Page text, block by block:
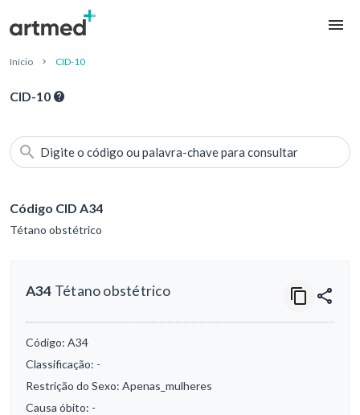
Início CID-10
CID-10
Digite o código ou palavra-chave para consultar
Código CID A34
Tétano obstétrico
A34 Tétano obstétrico
Código: A34
Classificação: -
Restrição do Sexo: Apenas_mulheres
Causa óbito: -